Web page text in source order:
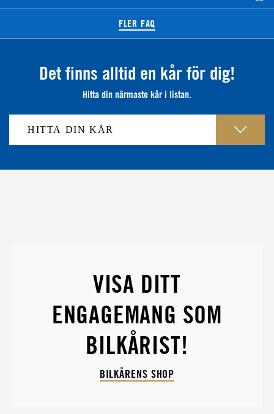
FLER FAQ
Det finns alltid en kår för dig!
Hitta din närmaste kår i listan.
VISA DITT
ENGAGEMANG SOM
BILKÅRIST!
BILKÅRENS SHOP